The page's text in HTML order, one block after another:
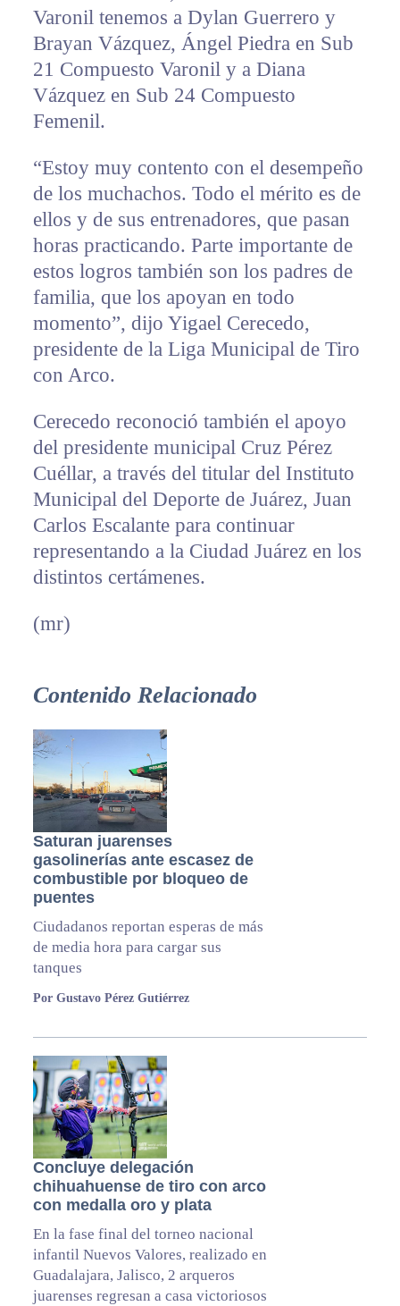
Varonil tenemos a Dylan Guerrero y
Brayan Vázquez, Ángel Piedra en Sub
21 Compuesto Varonil y a Diana
Vázquez en Sub 24 Compuesto
Femenil.
“Estoy muy contento con el desempeño
de los muchachos. Todo el mérito es de
ellos y de sus entrenadores, que pasan
horas practicando. Parte importante de
estos logros también son los padres de
familia, que los apoyan en todo
momento”, dijo Yigael Cerecedo,
presidente de la Liga Municipal de Tiro
con Arco.
Cerecedo reconoció también el apoyo
del presidente municipal Cruz Pérez
Cuéllar, a través del titular del Instituto
Municipal del Deporte de Juárez, Juan
Carlos Escalante para continuar
representando a la Ciudad Juárez en los
distintos certámenes.
(mr)
Contenido Relacionado
Saturan juarenses
gasolinerías ante escasez de
combustible por bloqueo de
puentes
Ciudadanos reportan esperas de más
de media hora para cargar sus
tanques
Por Gustavo Pérez Gutiérrez
Concluye delegación
chihuahuense de tiro con arco
con medalla oro y plata
En la fase final del torneo nacional
infantil Nuevos Valores, realizado en
Guadalajara, Jalisco, 2 arqueros
juarenses regresan a casa victoriosos